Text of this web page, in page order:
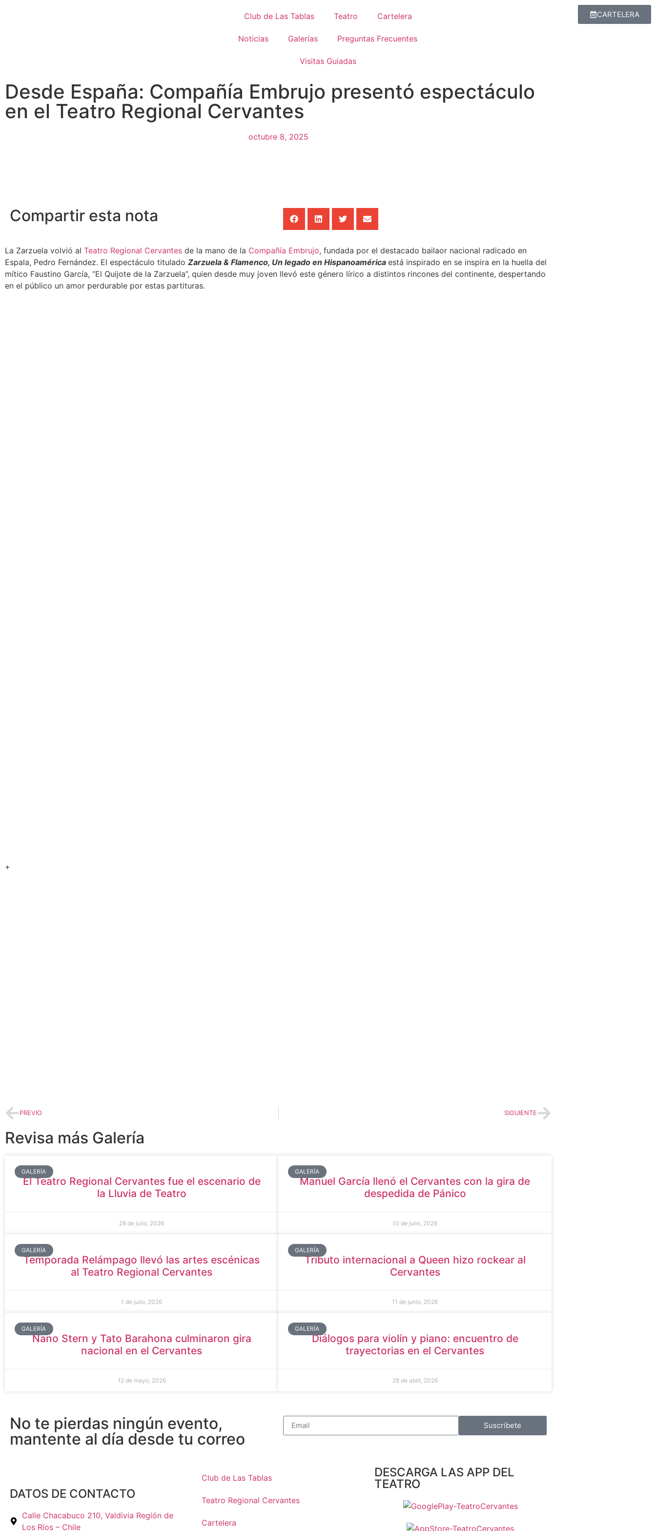
Club de Las Tablas Teatro Cartelera
Noticias Galerías Preguntas Frecuentes
Visitas Guiadas
CARTELERA
Desde España: Compañía Embrujo presentó espectáculo
en el Teatro Regional Cervantes
octubre 8, 2025
Compartir esta nota
La Zarzuela volvió al Teatro Regional Cervantes de la mano de la Compañía Embrujo, fundada por el destacado bailaor nacional radicado en
Espala, Pedro Fernández. El espectáculo titulado Zarzuela & Flamenco, Un legado en Hispanoamérica está inspirado en se inspira en la huella del
mítico Faustino García, “El Quijote de la Zarzuela”, quien desde muy joven llevó este género lírico a distintos rincones del continente, despertando
en el público un amor perdurable por estas partituras.
+
PREVIO SIGUIENTE
Revisa más Galería
GALERÍA
El Teatro Regional Cervantes fue el escenario de
la Lluvia de Teatro
28 de julio, 2026
GALERÍA
Manuel García llenó el Cervantes con la gira de
despedida de Pánico
10 de julio, 2026
GALERÍA
Temporada Relámpago llevó las artes escénicas
al Teatro Regional Cervantes
1 de julio, 2026
GALERÍA
Tributo internacional a Queen hizo rockear al
Cervantes
11 de junio, 2026
GALERÍA
Nano Stern y Tato Barahona culminaron gira
nacional en el Cervantes
12 de mayo, 2026
GALERÍA
Diálogos para violín y piano: encuentro de
trayectorias en el Cervantes
28 de abril, 2026
No te pierdas ningún evento,
mantente al día desde tu correo
Suscríbete
DATOS DE CONTACTO
Calle Chacabuco 210, Valdivia Región de
Los Ríos – Chile
Club de Las Tablas
Teatro Regional Cervantes
Cartelera
DESCARGA LAS APP DEL
TEATRO